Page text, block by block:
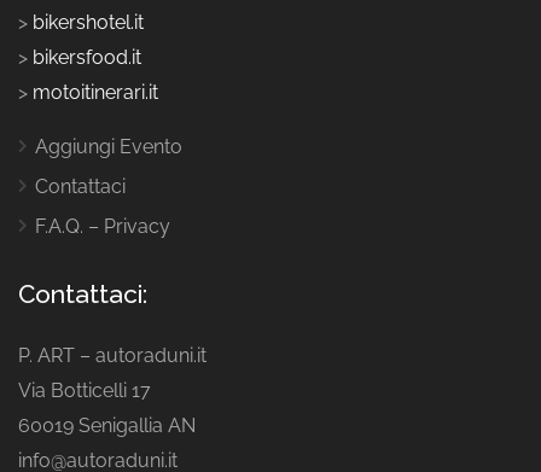
> bikershotel.it
> bikersfood.it
> motoitinerari.it
Aggiungi Evento
Contattaci
F.A.Q. – Privacy
Contattaci:
P. ART – autoraduni.it
Via Botticelli 17
60019 Senigallia AN
info@autoraduni.it